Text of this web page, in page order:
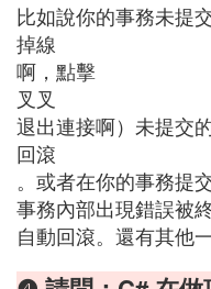
比如說你的事務未提
掉線
啊，點擊
叉叉
退出連接啊）未提交
回滾
。或者在你的事務提
事務內部出現錯誤被
自動回滾。還有其他